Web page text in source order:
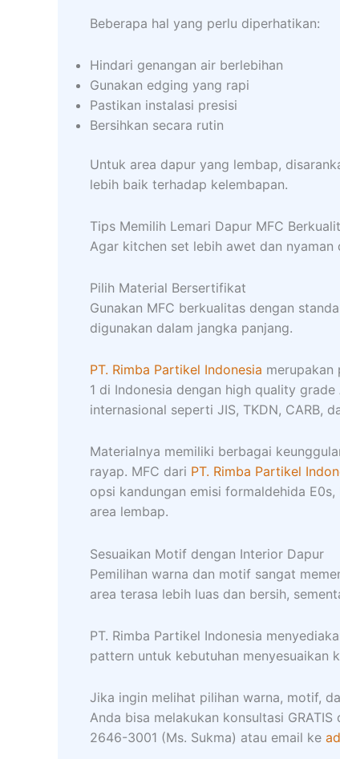
Beberapa hal yang perlu diperhatikan:
Hindari genangan air berlebihan
Gunakan edging yang rapi
Pastikan instalasi presisi
Bersihkan secara rutin
Untuk area dapur yang lembap,
lebih baik terhadap kelembapan.
Tips Memilih Lemari Dapur MFC
Agar kitchen set lebih awet dan
Pilih Material Bersertifikat
Gunakan MFC berkualitas dengan
digunakan dalam jangka panjang.
PT. Rimba Partikel Indonesia merupakan
1 di Indonesia dengan high quality
internasional seperti JIS, TKDN, CARB,
Materialnya memiliki berbagai
rayap. MFC dari PT. Rimba Partikel
opsi kandungan emisi formaldehida
area lembap.
Sesuaikan Motif dengan Interior Dapur
Pemilihan warna dan motif sangat
area terasa lebih luas dan bersih,
PT. Rimba Partikel Indonesia
pattern untuk kebutuhan menyesuaikan
Jika ingin melihat pilihan warna, motif,
Anda bisa melakukan konsultasi
2646-3001 (Ms. Sukma) atau email ke